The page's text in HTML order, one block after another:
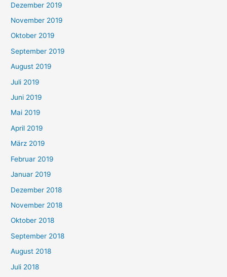
Dezember 2019
November 2019
Oktober 2019
September 2019
August 2019
Juli 2019
Juni 2019
Mai 2019
April 2019
März 2019
Februar 2019
Januar 2019
Dezember 2018
November 2018
Oktober 2018
September 2018
August 2018
Juli 2018